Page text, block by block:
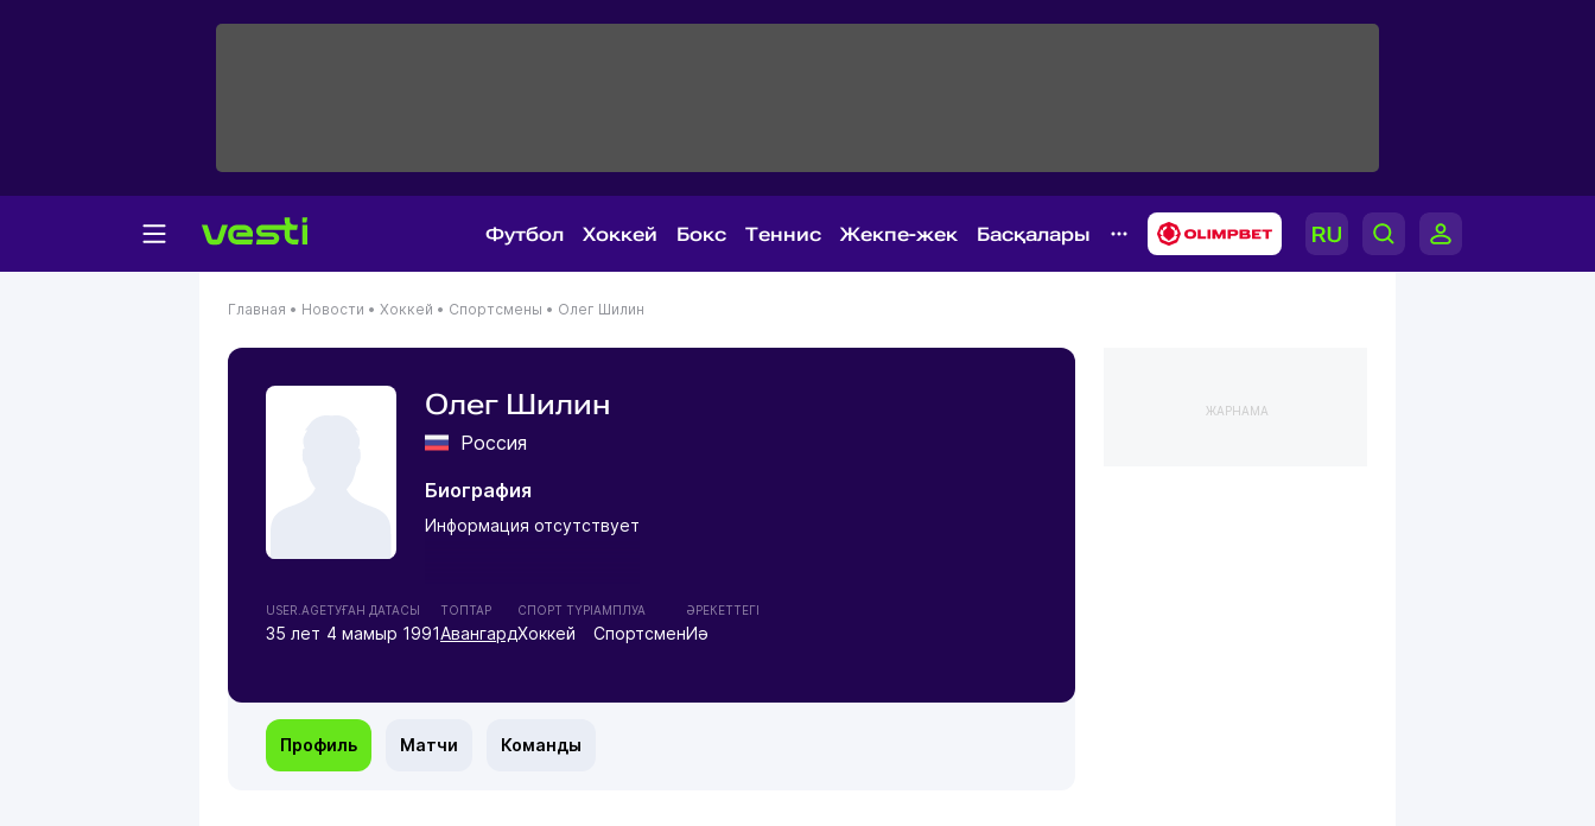
Футбол Хоккей Бокс Теннис Жекпе-жек Басқалары
Главная • Новости • Хоккей • Спортсмены • Олег Шилин
Олег Шилин
Россия
Биография
Информация отсутствует
USER.AGE
35 лет
ТУҒАН ДАТАСЫ
4 мамыр 1991
ТОПТАР
Авангард
СПОРТ ТҮРІ
Хоккей
АМПЛУА
Спортсмен
ӘРЕКЕТТЕГІ
Иә
Профиль Матчи Команды
ЖАРНАМА